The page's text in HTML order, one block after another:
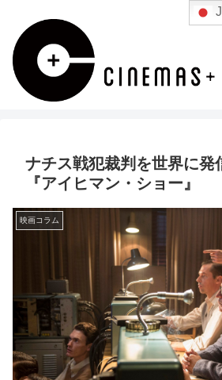
ナチス戦犯裁判を世界に発
『アイヒマン・ショー』
映画コラム